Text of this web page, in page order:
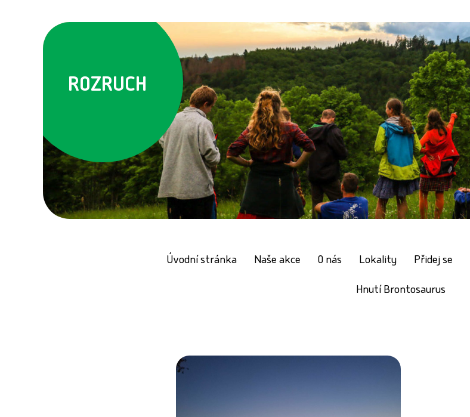
ROZRUCH
Úvodní stránka Naše akce O nás Lokality Přidej se
Hnutí Brontosaurus